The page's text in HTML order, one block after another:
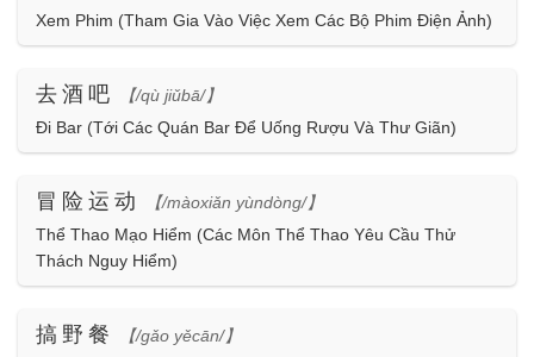
Xem Phim (Tham Gia Vào Việc Xem Các Bộ Phim Điện Ảnh)
去酒吧
【/qù jiǔbā/】
Đi Bar (Tới Các Quán Bar Để Uống Rượu Và Thư Giãn)
冒险运动
【/màoxiǎn yùndòng/】
Thể Thao Mạo Hiểm (Các Môn Thể Thao Yêu Cầu Thử
Thách Nguy Hiểm)
搞野餐
【/gǎo yěcān/】